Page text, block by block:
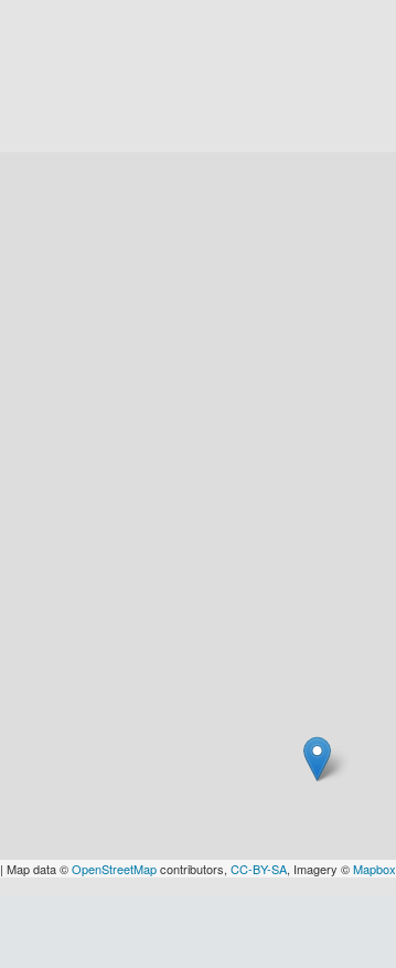
| Map data ©OpenStreetMapcontributors,CC-BY-SA, Imagery ©Mapbox